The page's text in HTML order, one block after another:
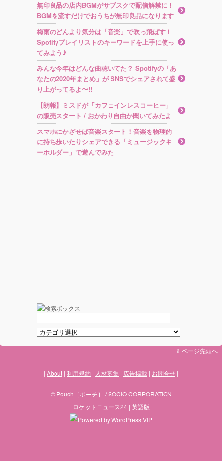
無印良品の店内BGMがサブスクで配信解禁に！
BGMを流すだけでおうちが無印良品になります
梅雨のどんより気分は「音楽」で吹っ飛ばす！
Spotifyプレイリストのキーワードを上手に使っ
てみよう♪
みんな今年はどんな曲聴いてた？ Spotifyの「あ
なたの2020年まとめ」が SNSでシェアされて盛
り上がってるよ〜!!
【朗報】ミスドが「カフェインレスコーヒー」
の販売スタート / おかわり自由か聞いてみたよ
スマホにかざせば音楽スタート！音楽を物理的
に持ち歩いたりシェアできる「ミュージックキ
ーホルダー」で遊んでみた
⇪ ページ先頭へ
About 利用規約 人材募集 広告掲載 お問合せ
© Pouch［ポーチ］
/ SOCIO CORPORATION
ロケットニュース24| 英語版